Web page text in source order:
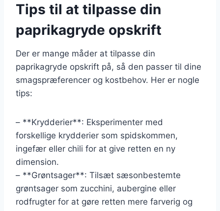
Tips til at tilpasse din
paprikagryde opskrift
Der er mange måder at tilpasse din
paprikagryde opskrift på, så den passer til dine
smagspræferencer og kostbehov. Her er nogle
tips:
– **Krydderier**: Eksperimenter med
forskellige krydderier som spidskommen,
ingefær eller chili for at give retten en ny
dimension.
– **Grøntsager**: Tilsæt sæsonbestemte
grøntsager som zucchini, aubergine eller
rodfrugter for at gøre retten mere farverig og